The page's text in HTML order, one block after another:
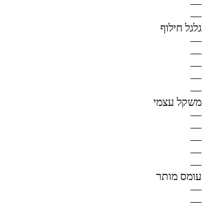
—
—
גלגל חילוף
—
—
—
—
—
משקל עצמי
—
—
—
—
—
עומס מותר
—
—